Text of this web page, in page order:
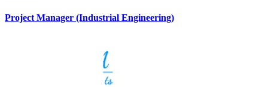
Project Manager (Industrial Engineering)